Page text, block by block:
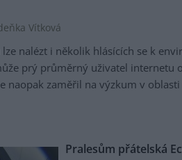
Vítková
nalézt i několik hlásících se k
prý průměrný uživatel internetu
naopak zaměřil na výzkum v
Pralesům přátelská